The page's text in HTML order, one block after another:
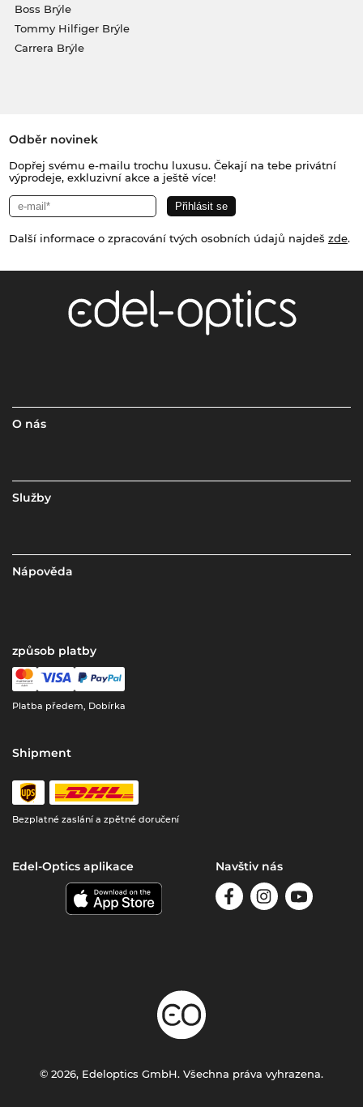
Boss Brýle
Tommy Hilfiger Brýle
Carrera Brýle
Odběr novinek
Dopřej svému e-mailu trochu luxusu. Čekají na tebe privátní
výprodeje, exkluzivní akce a ještě více!
Další informace o zpracování tvých osobních údajů najdeš zde.
O nás
Služby
Nápověda
způsob platby
Platba předem, Dobírka
Shipment
Bezplatné zaslání a zpětné doručení
Edel-Optics aplikace Navštiv nás
© 2026, Edeloptics GmbH. Všechna práva vyhrazena.